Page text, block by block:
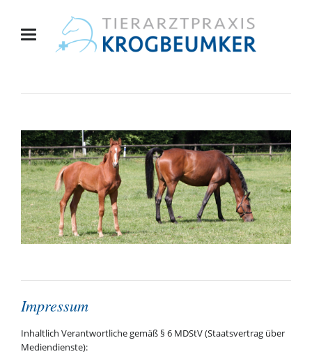
Impressum
Inhaltlich Verantwortliche gemäß § 6 MDStV (Staatsvertrag über
Mediendienste):